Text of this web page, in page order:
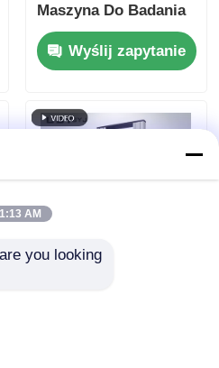
Maszyna Do Badania
Wytrzymałości Na
Przyciąganie
Wyślij zapytanie
AM
you looking